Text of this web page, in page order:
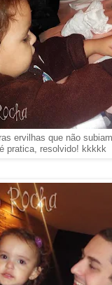
ervilhas que não
é pratica, resolvido! kkkkk